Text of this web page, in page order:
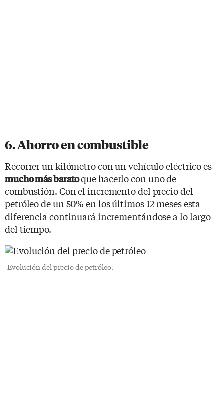
6. Ahorro en combustible
Recorrer un kilómetro con un vehículo eléctrico es
mucho más baratoque hacerlo con uno de
combustión. Con el incremento del precio del
petróleo de un 50% en los últimos 12 meses esta
diferencia continuará incrementándose a lo largo
del tiempo.
Evolución del precio de petróleo.